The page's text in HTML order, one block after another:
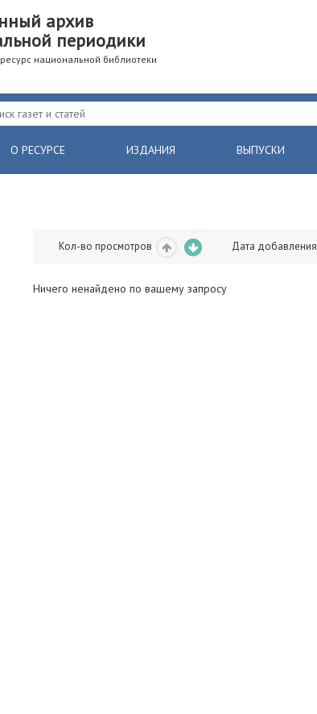
архив
периодики
национальной библиотеки
О РЕСУРСЕ ИЗДАНИЯ ВЫПУСКИ
Кол-во просмотров Дата добавления
Ничего ненайдено по вашему запросу